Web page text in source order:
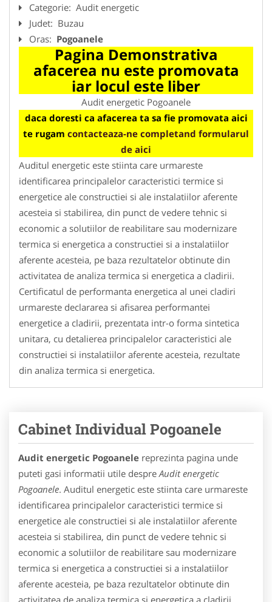
Categorie: Audit energetic
Judet: Buzau
Oras: Pogoanele
Pagina Demonstrativa
afacerea nu este promovata
iar locul este liber
Audit energetic Pogoanele
daca doresti ca afacerea ta sa fie promovata aici
te rugam contacteaza-ne completand formularul
de aici
Auditul energetic este stiinta care urmareste
identificarea principalelor caracteristici termice si
energetice ale constructiei si ale instalatiilor aferente
acesteia si stabilirea, din punct de vedere tehnic si
economic a solutiilor de reabilitare sau modernizare
termica si energetica a constructiei si a instalatiilor
aferente acesteia, pe baza rezultatelor obtinute din
activitatea de analiza termica si energetica a cladirii.
Certificatul de performanta energetica al unei cladiri
urmareste declararea si afisarea performantei
energetice a cladirii, prezentata intr-o forma sintetica
unitara, cu detalierea principalelor caracteristici ale
constructiei si instalatiilor aferente acesteia, rezultate
din analiza termica si energetica.
Cabinet Individual Pogoanele
Audit energetic Pogoanele reprezinta pagina unde
puteti gasi informatii utile despre Audit energetic
Pogoanele. Auditul energetic este stiinta care urmareste
identificarea principalelor caracteristici termice si
energetice ale constructiei si ale instalatiilor aferente
acesteia si stabilirea, din punct de vedere tehnic si
economic a solutiilor de reabilitare sau modernizare
termica si energetica a constructiei si a instalatiilor
aferente acesteia, pe baza rezultatelor obtinute din
activitatea de analiza termica si energetica a cladirii.